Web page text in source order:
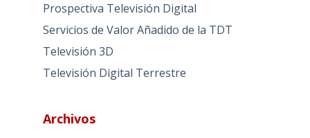
Prospectiva Televisión Digital
Servicios de Valor Añadido de la TDT
Televisión 3D
Televisión Digital Terrestre
Archivos